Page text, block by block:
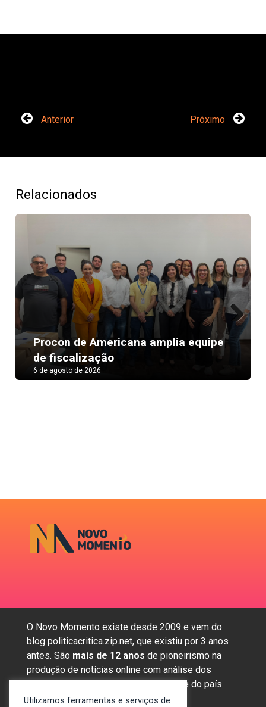
Anterior Próximo
Relacionados
Procon de Americana amplia equipe
de fiscalização
6 de agosto de 2026
Next
O Novo Momento existe desde 2009 e vem do
blog politicacritica.zip.net, que existiu por 3 anos
antes. São mais de 12 anos de pioneirismo na
produção de notícias online com análise dos
assuntos mais importantes da região e do país.
Utilizamos ferramentas e serviços de